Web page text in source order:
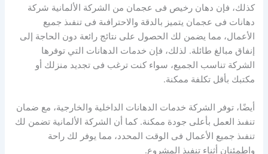
كذلك، فإن دهان رخيص فى عجمان من الشركة الألمانية شركة
دهانات فى عجمان يتميز بالدقة والاحترافىة فى تنفىذ جميع
الأعمال، مما يضمن لك الحصول على نتائج رائعة دون الحاجة إلى
إنفاق مبالغ طائلة. لذلك، فإن خدمات الدهانات التي توفرها
الشركة تناسب الجميع، سواء كنت ترغب فى تجديد منزلك أو
مكتبك بأقل تكلفة ممكنة.
أيضًا، توفر الشركة خدمات الدهانات الداخلية والخارجية، مع ضمان
تنفىذ العمل بأعلى جودة ممكنة. كما أن الشركة الألمانية تضمن لك
تنفىذ جميع الأعمال فى الوقت المحدد، مما يوفر لك راحة
واطمئنان أثناء تنفىذ المشروع.